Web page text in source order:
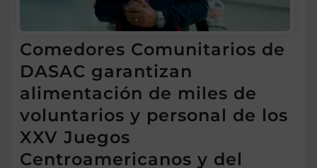
Comedores Comunitarios de
DASAC garantizan
alimentación de miles de
voluntarios y personal de los
XXV Juegos
Centroamericanos y del